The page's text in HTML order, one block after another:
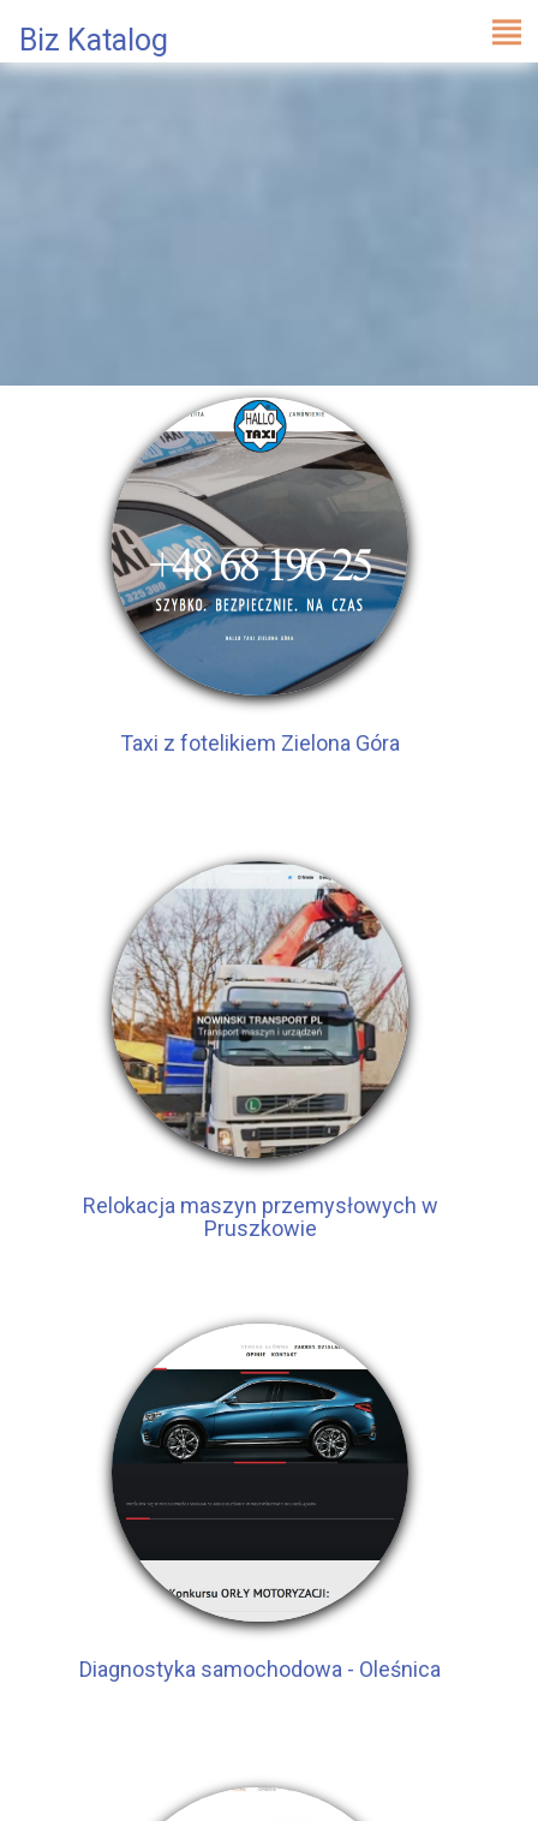
Biz Katalog
Taxi z fotelikiem Zielona Góra
Relokacja maszyn przemysłowych w
Pruszkowie
Diagnostyka samochodowa - Oleśnica